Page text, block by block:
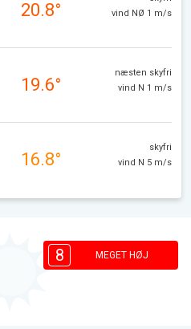
20.8°
vind NØ 1 m/s
19.6°
næsten skyfri
vind N 1 m/s
16.8°
skyfri
vind N 5 m/s
8 MEGET HØJ